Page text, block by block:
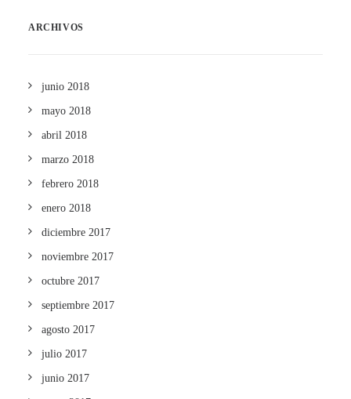
ARCHIVOS
junio 2018
mayo 2018
abril 2018
marzo 2018
febrero 2018
enero 2018
diciembre 2017
noviembre 2017
octubre 2017
septiembre 2017
agosto 2017
julio 2017
junio 2017